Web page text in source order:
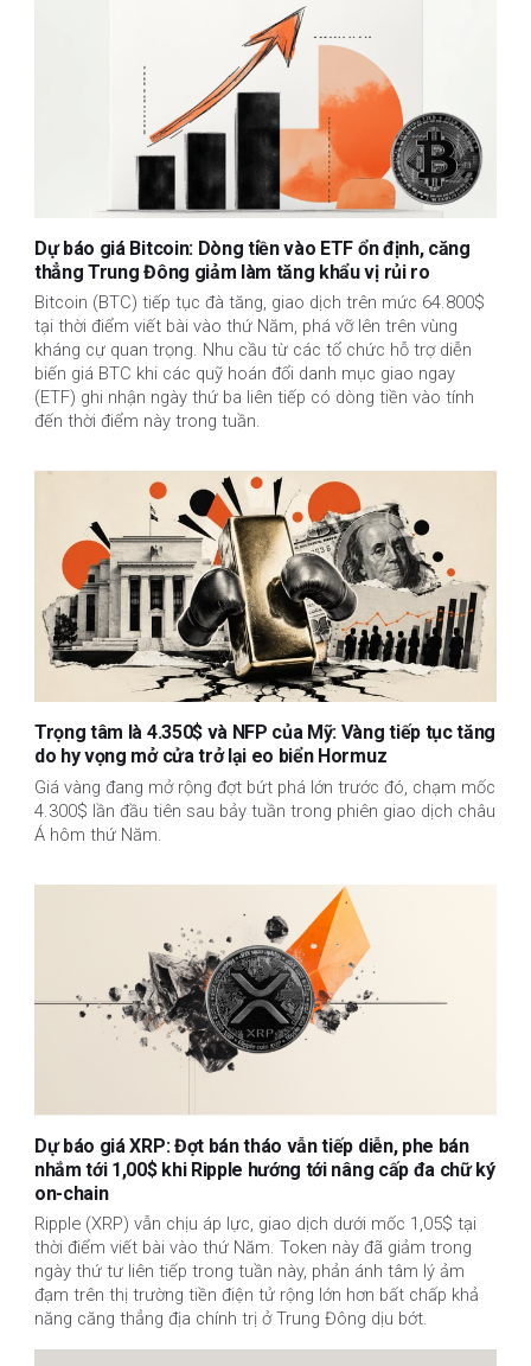
Dự báo giá Bitcoin: Dòng tiền vào ETF ổn định, căng
thẳng Trung Đông giảm làm tăng khẩu vị rủi ro
Bitcoin (BTC) tiếp tục đà tăng, giao dịch trên mức 64.800$
tại thời điểm viết bài vào thứ Năm, phá vỡ lên trên vùng
kháng cự quan trọng. Nhu cầu từ các tổ chức hỗ trợ diễn
biến giá BTC khi các quỹ hoán đổi danh mục giao ngay
(ETF) ghi nhận ngày thứ ba liên tiếp có dòng tiền vào tính
đến thời điểm này trong tuần.
Trọng tâm là 4.350$ và NFP của Mỹ: Vàng tiếp tục tăng
do hy vọng mở cửa trở lại eo biển Hormuz
Giá vàng đang mở rộng đợt bứt phá lớn trước đó, chạm mốc
4.300$ lần đầu tiên sau bảy tuần trong phiên giao dịch châu
Á hôm thứ Năm.
Dự báo giá XRP: Đợt bán tháo vẫn tiếp diễn, phe bán
nhắm tới 1,00$ khi Ripple hướng tới nâng cấp đa chữ ký
on-chain
Ripple (XRP) vẫn chịu áp lực, giao dịch dưới mốc 1,05$ tại
thời điểm viết bài vào thứ Năm. Token này đã giảm trong
ngày thứ tư liên tiếp trong tuần này, phản ánh tâm lý ảm
đạm trên thị trường tiền điện tử rộng lớn hơn bất chấp khả
năng căng thẳng địa chính trị ở Trung Đông dịu bớt.